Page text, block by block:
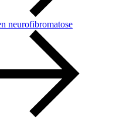
neurofibromatose